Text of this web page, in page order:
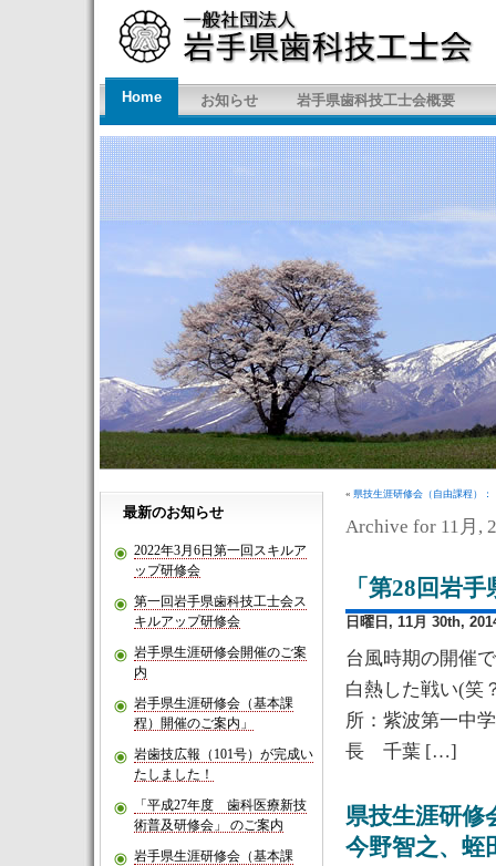
Home お知らせ 岩手県歯科技工士会概要
最新のお知らせ
2022年3月6日第一回スキルア
ップ研修会
第一回岩手県歯科技工士会ス
キルアップ研修会
岩手県生涯研修会開催のご案
内
岩手県生涯研修会（基本課
程）開催のご案内」
岩歯技広報（101号）が完成い
たしました！
「平成27年度 歯科医療新技
術普及研修会」 のご案内
岩手県生涯研修会（基本課
« 県技生涯研修会（自由課程）
Archive for 11月,
「第28回岩
日曜日, 11月 30th,
台風時期の開催
白熱した戦い(笑
所：
長 千葉 […]
県技生涯研
今野智之、